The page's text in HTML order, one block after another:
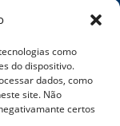
como
do dispositivo.
dados, como
site. Não
certos